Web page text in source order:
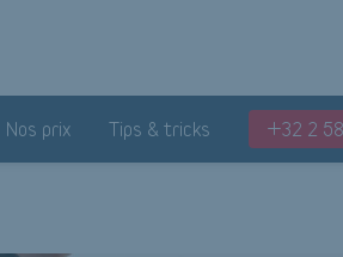
Nos prix Tips & tricks +32 2